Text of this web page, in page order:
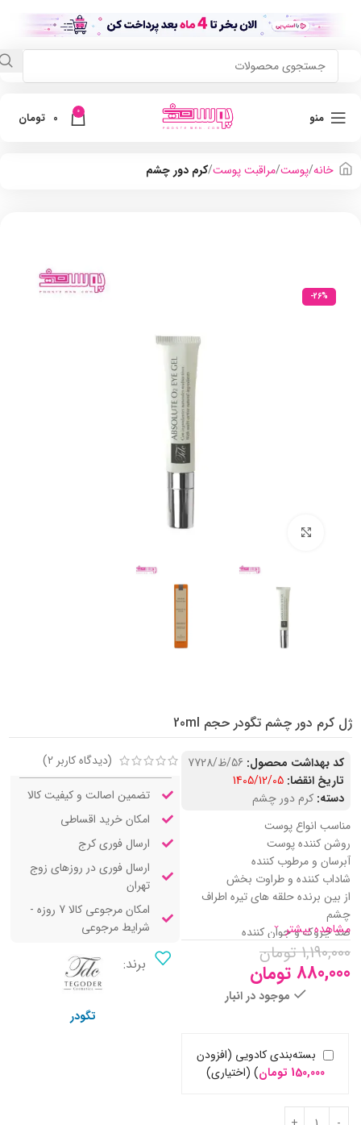
منو 0
0 تومان
خانه پوست مراقبت پوست کرم دور چشم
-26%
ژل کرم دور چشم تگودر حجم 20ml
کد بهداشت محصول: 56/ظ/7728
تاریخ انقضا: 1405/12/05
دسته: کرم دور چشم
مناسب انواع پوست
روشن کننده پوست
آبرسان و مرطوب کننده
شاداب کننده و طراوت بخش
از بین برنده حلقه های تیره اطراف
چشم
ضد چروک و جوان کننده
بهبود گردش خون در پوست
رفع پف ناحیه دور چشم
تسکین دهنده و التیام بخش پوست
فاقد پارابن و ترکیبات آسیب رسان
ویتامین E
مشاهده بیشتر
1,190,000 تومان
880,000 تومان
موجود در انبار
بسته‌بندی کادویی (افزودن
150,000 تومان) (اختیاری)
(دیدگاه کاربر 2
)
تضمین اصالت و کیفیت کالا
امکان خرید اقساطی
ارسال فوری کرج
ارسال فوری در روزهای زوج
تهران
امکان مرجوعی کالا 7 روزه -
شرایط مرجوعی
برند:
تگودر